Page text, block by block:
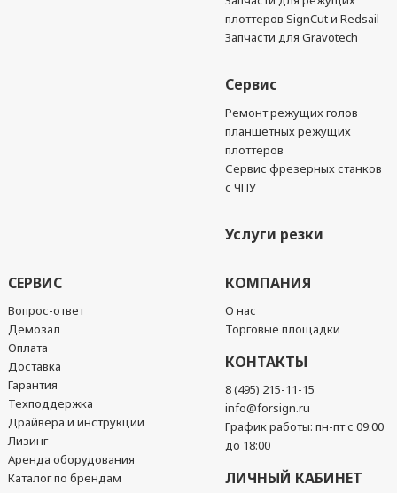
плоттеров SignCut и Redsail
Запчасти для Gravotech
Сервис
Ремонт режущих голов
планшетных режущих
плоттеров
Сервис фрезерных станков
с ЧПУ
Услуги резки
СЕРВИС
Вопрос-ответ
Демозал
Оплата
Доставка
Гарантия
Техподдержка
Драйвера и инструкции
Лизинг
Аренда оборудования
Каталог по брендам
КОМПАНИЯ
О нас
Торговые площадки
КОНТАКТЫ
8 (495) 215-11-15
info@forsign.ru
График работы: пн-пт с 09:00
до 18:00
ЛИЧНЫЙ КАБИНЕТ